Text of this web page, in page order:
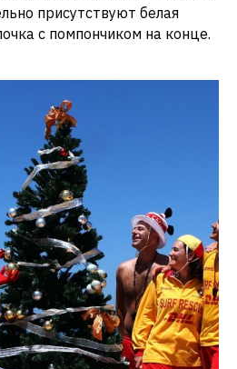
присутствуют белая
с помпончиком на конце.